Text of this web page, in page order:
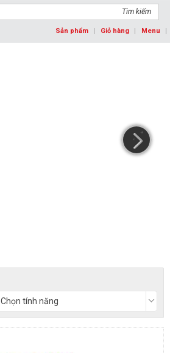
Tìm kiếm
Sản phẩm Giỏ hàng Menu
next
Chọn tính năng